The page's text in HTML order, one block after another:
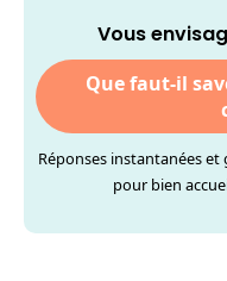
Vous
Que faut-il
Réponses instantanées
pour bien